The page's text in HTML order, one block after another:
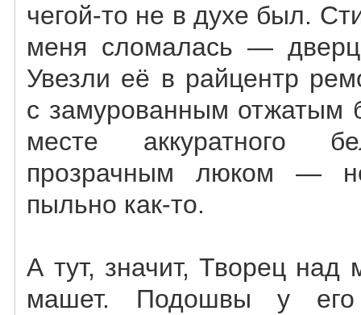
чегой-то не в духе был.
меня сломалась —
Увезли её в райцентр
с замурованным отжатым
месте аккуратного
прозрачным люком —
пыльно как-то.
А тут, значит, Творец над
машет. Подошвы у его